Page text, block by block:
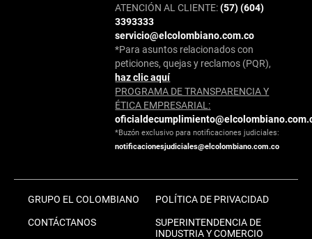
ATENCIÓN AL CLIENTE:(57) (604)
3393333
servicio@elcolombiano.com.co
*Para asuntos relacionados con
peticiones, quejas y reclamos (PQR),
haz clic aquí
PROGRAMA DE TRANSPARENCIA Y
ÉTICA EMPRESARIAL:
*Buzón exclusivo para notificaciones judiciales:
notificacionesjudiciales@elcolombiano.com.co
GRUPO EL COLOMBIANO
CONTÁCTANOS
POLÍTICA DE PRIVACIDAD
SUPERINTENDENCIA DE
INDUSTRIA Y COMERCIO